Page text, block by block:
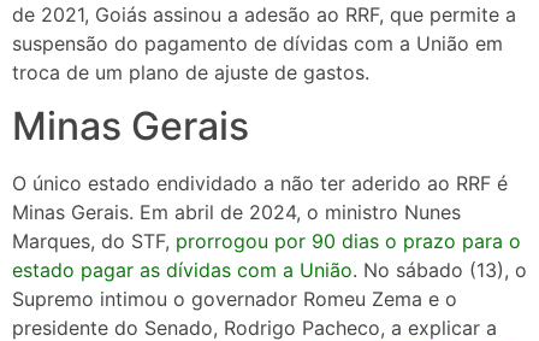
de 2021, Goiás assinou a adesão ao RRF, que permite a
suspensão do pagamento de dívidas com a União em
troca de um plano de ajuste de gastos.
Minas Gerais
O único estado endividado a não ter aderido ao RRF é
Minas Gerais. Em abril de 2024, o ministro Nunes
Marques, do STF, prorrogou por 90 dias o prazo para o
estado pagar as dívidas com a União. No sábado (13), o
Supremo intimou o governador Romeu Zema e o
presidente do Senado, Rodrigo Pacheco, a explicar a